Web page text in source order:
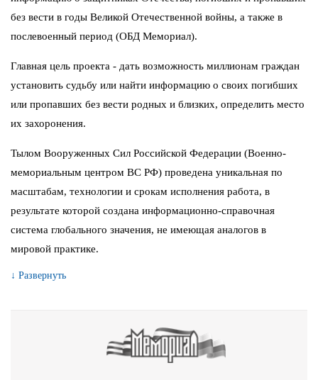
без вести в годы Великой Отечественной войны, а также в
послевоенный период (ОБД Мемориал).
Главная цель проекта - дать возможность миллионам граждан
установить судьбу или найти информацию о своих погибших
или пропавших без вести родных и близких, определить место
их захоронения.
Тылом Вооруженных Сил Российской Федерации (Военно-
мемориальным центром ВС РФ) проведена уникальная по
масштабам, технологии и срокам исполнения работа, в
результате которой создана информационно-справочная
система глобального значения, не имеющая аналогов в
мировой практике.
↓ Развернуть